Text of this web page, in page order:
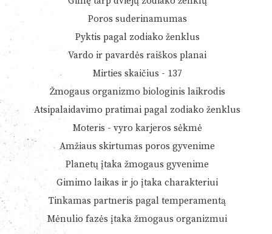
Poros suderinamumas
Pyktis pagal zodiako ženklus
Vardo ir pavardės raiškos planai
Mirties skaičius - 137
Žmogaus organizmo biologinis laikrodis
Atsipalaidavimo pratimai pagal zodiako ženklus
Moteris - vyro karjeros sėkmė
Amžiaus skirtumas poros gyvenime
Planetų įtaka žmogaus gyvenime
Gimimo laikas ir jo įtaka charakteriui
Tinkamas partneris pagal temperamentą
Mėnulio fazės įtaka žmogaus organizmui